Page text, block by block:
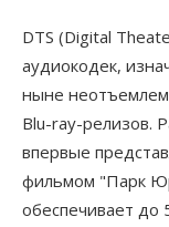
DTS (Digital
аудиокодек,
ныне
Blu-ray-релизов.
впервые
фильмом "Парк
обеспечивает до